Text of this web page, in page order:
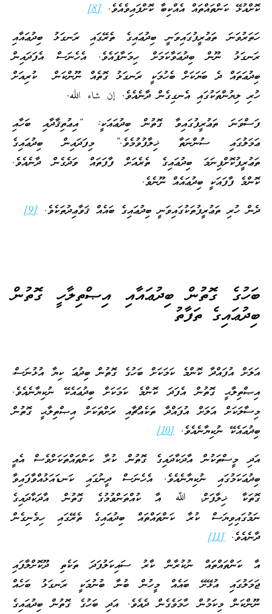
ކޮށްއުޅޭ ކަންތައްތައް އެއްކިބާ ކޮށްފައިވެއެވެ. [8]
ހަތަރުވަނަ ތަޢުރީފުގައިވަނީ ބިދުޢައިގެ ތެރޭގައި ރަނގަޅު ބިދުޢައާއި
ރަނގަޅު ނޫން ބިދުޢަވާކަމަށް ހިމަނާފައެވެ. އެހެނަސް އެފަދައިން
ބިދުޢަތައް ދެ ބަޔަކަށް ބެހުމަކީ ރަނގަޅު ގޮތެއް ނޫންކަން ކުރިއަށް
ހުރި ލިޔުންތަކުގައި އެނގިގެން ދާނެއެވެ. إن شاء الله.
ފަސްވަނަ ތަޢުރީފުގައިވާ ގޮތުން ބިދުޢައަކީ: “އިޢުތިޤާދާއި ބަހާއި
ޢަމަލުގައި ސުންނަތާ ޚިލާފުވުމެވެ.” މިފަދައިން ބިދުޢައިގެ
ތަޢުރީފުކޮށްފިނަމަ ބިދުޢައިގެ ތެރެއަށް ފާފަތައް ވަދެގެން ދާނެއެވެ.
ކޮންމެ ފާފައަކީ ބިދުޢައެއް ނޫނެވެ.
ދެން ހުރި ތަޢުރީފުތަކުގައިވަނީ ބިދުޢައިގެ ބައެއް ޤަވާޢިދުތަކެވެ. [9]
ބަހުގެ ގޮތުން ބިދުޢައާއި އިޞްތިލާހީ ގޮތުން
ބިދުޢައިގެ ތަފާތު
އަލަށް އުފައްދާ ކޮންމެ ކަމަކަށް ބަހުގެ ގޮތުން ބިދުޢަ ކިޔާ އުޅުނަސް،
އިޞްތިލާޙީ ގޮތުން އެފަދަ ކޮންމެ ކަމަކަށް ބިދުޢައެކޭ ނުކިޔާނެއެވެ.
މިސާލަކަށް އަލަށް އުފައްދާ ތަކެއްޗާއި ރަށްތަކަށް އިޞްތިލާޙީ ގޮތުން
ބިދުޢައެކޭ ނުކިޔާނެއެވެ. [10]
އަދި މީސްތަކުން އާދަކާދައިގެ ގޮތުން ކުރާ ކަންތައްތަކަށްވެސް އެއީ
ބިދުޢަކަމުގައި ނުކިޔާނެއެވެ. އެހެނަސް ދީނުގައި ކަނޑައަޅުއްވާފައިވާ
ގޮތަކާ ޚިލާފަށް، ﷲ އާ ކުއްތަންވުމުގެ ގޮތުން އާދަކާދައިގެ
ނަމުގައިވިޔަސް ކުރާ ކަންތައްތައް ބިދުޢައިގެ ތެރޭގައި ހިމެނިގެން
ދާނެއެވެ. [11]
އާ ކަންތައްތައް ނުކުރާން ކާރު ސައިކަލުފަދަ ތަކެތި ދޫކޮށްލާފައި
ޖަމަލުގައި އުޅޭށޭ ބައެއް މީހުން ބުނާ ބުނުމަކީ ރަނގަޅު ބަހެއް
ނޫންކަން މިކަމުން ހާމަވެގެން ދެއެވެ. އަދި ބަހުގެ ގޮތުން ބިދުޢައިގެ